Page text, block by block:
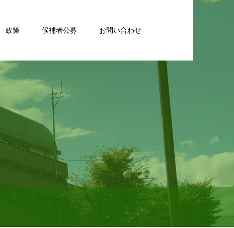
政策 候補者公募 お問い合わせ